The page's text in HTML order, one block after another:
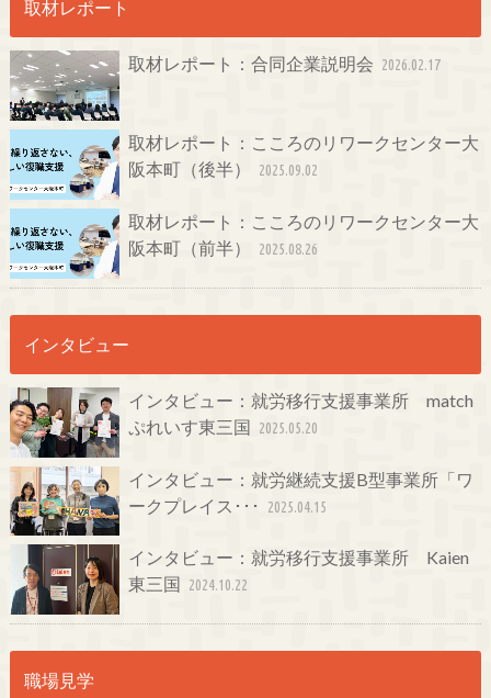
取材レポート
取材レポート：合同企業説明会 2026.02.17
取材レポート：こころのリワークセンター大
阪本町（後半）
2025.09.02
取材レポート：こころのリワークセンター大
阪本町（前半）
2025.08.26
インタビュー
インタビュー：就労移行支援事業所 match
ぷれいす東三国 2025.05.20
インタビュー：就労継続支援B型事業所「ワ
ークプレイス･･･
2025.04.15
インタビュー：就労移行支援事業所 Kaien
東三国 2024.10.22
職場見学